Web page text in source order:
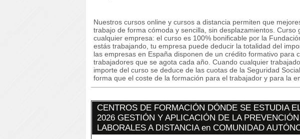
Nuestros cursos online y cursos a distancia permiten que
trabajo de forma cómoda y sencilla, sin desplazamientos. Curso
cualquier empresa: el curso es 100% bonificable por la
estás trabajando, tu empresa puede deducir la totalidad del
las empresas en España disponen de un crédito formativo para
trabajadores que se agota cada año. Cuando cualquier
importe del curso se deduce de las cuotas de la Seguridad
forma que el coste de la formación para el trabajador y para la
CENTROS DE FORMACIÓN DÓNDE SE ESTUDIA
2026 GESTIÓN Y APLICACIÓN DE LA
LABORALES A DISTANCIA en COMUNIDAD